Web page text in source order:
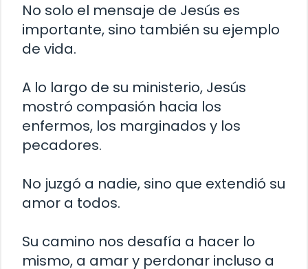
No solo el mensaje de Jesús es
importante, sino también su ejemplo
de vida.
A lo largo de su ministerio, Jesús
mostró compasión hacia los
enfermos, los marginados y los
pecadores.
No juzgó a nadie, sino que extendió su
amor a todos.
Su camino nos desafía a hacer lo
mismo, a amar y perdonar incluso a